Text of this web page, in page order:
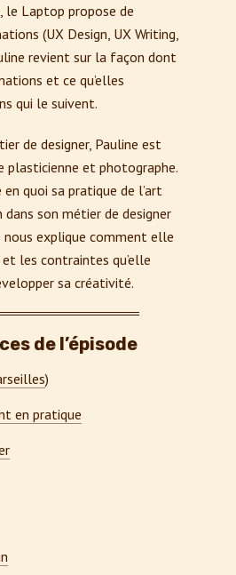
le Laptop propose de
(UX Design, UX Writing,
revient sur la façon dont
et ce qu’elles
qui le suivent.
de designer, Pauline est
et photographe.
quoi sa pratique de l’art
dans son métier de designer
nous explique comment elle
les contraintes qu’elle
sa créativité.
de l’épisode
)
en pratique